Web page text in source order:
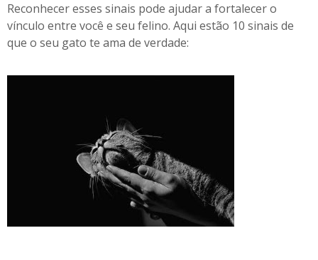
Reconhecer esses sinais pode ajudar a fortalecer o
vínculo entre você e seu felino. Aqui estão 10 sinais de
que o seu gato te ama de verdade: